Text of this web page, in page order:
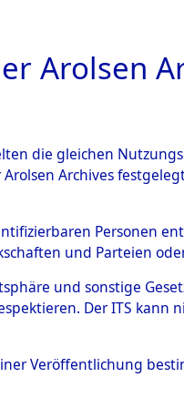
BILD
Arolsen
die gleichen
Archives
Personen
und Parteien
und sonstige
Der ITS
Veröffentlichung